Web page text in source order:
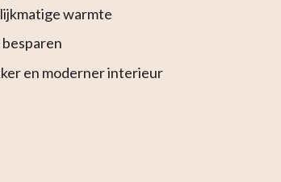
warmte
en moderner interieur